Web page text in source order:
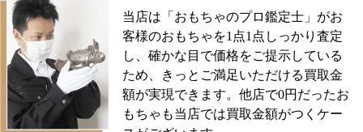
当店は「おもちゃのプロ鑑定士」がお
客様のおもちゃを1点1点しっかり査定
し、確かな目で価格をご提示している
ため、きっとご満足いただける買取金
額が実現できます。他店で0円だったお
もちゃも当店では買取金額がつくケー